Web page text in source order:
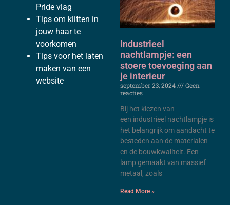
Pride vlag
Tips om klitten in
jouw haar te
voorkomen
Tips voor het laten
maken van een
website
Industrieel
nachtlampje: een
stoere toevoeging aan
je interieur
september 23, 2024
Geen
reacties
Bij het kiezen van
een industrieel nachtlampje is
het belangrijk om aandacht te
besteden aan de materialen
en de bouwkwaliteit. Een
lamp gemaakt van massief
metaal, zoals
Read More »